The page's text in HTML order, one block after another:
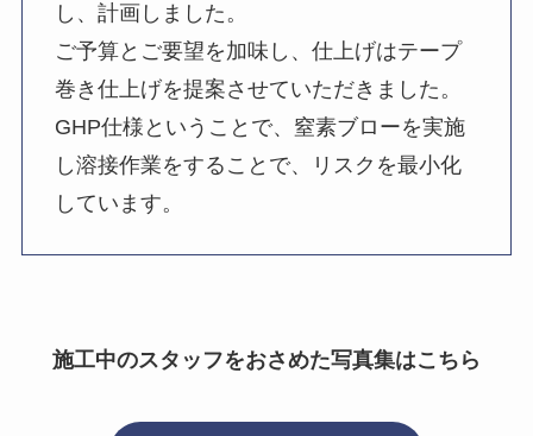
し、計画しました。
ご予算とご要望を加味し、仕上げはテープ
巻き仕上げを提案させていただきました。
GHP仕様ということで、窒素ブローを実施
し溶接作業をすることで、リスクを最小化
しています。
施工中のスタッフをおさめた写真集はこちら